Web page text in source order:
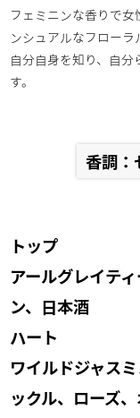
フェミニンな香りで
ンシュアルなフローラ
自分自身を知り、自
す。
香調：
トップ
アールグレイテ
ン、日本酒
ハート
ワイルドジャス
ックル、ローズ